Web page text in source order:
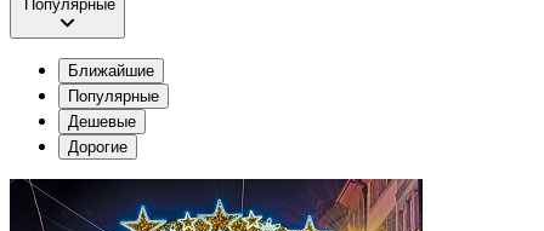
Популярные
Ближайшие
Популярные
Дешевые
Дорогие